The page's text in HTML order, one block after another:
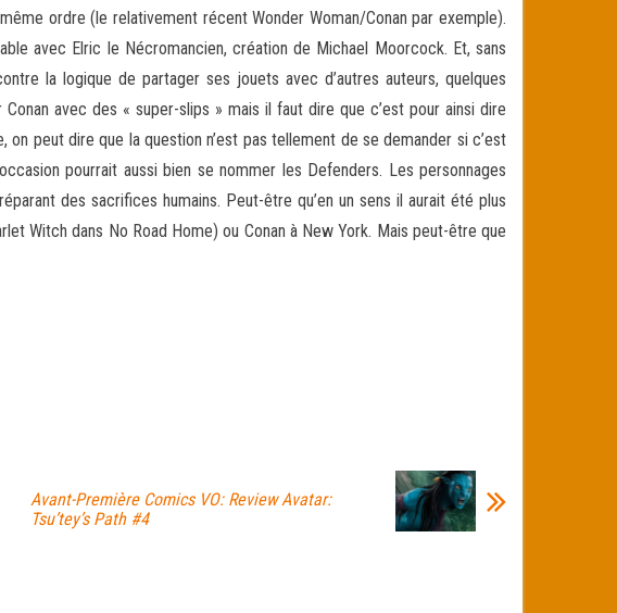
ordre (le relativement récent Wonder Woman/Conan par exemple).
avec Elric le Nécromancien, création de Michael Moorcock. Et, sans
la logique de partager ses jouets avec d’autres auteurs, quelques
avec des « super-slips » mais il faut dire que c’est pour ainsi dire
peut dire que la question n’est pas tellement de se demander si c’est
pourrait aussi bien se nommer les Defenders. Les personnages
des sacrifices humains. Peut-être qu’en un sens il aurait été plus
Witch dans No Road Home) ou Conan à New York. Mais peut-être que
Avant-Première Comics VO: Review Avatar:
Tsu’tey’s Path #4